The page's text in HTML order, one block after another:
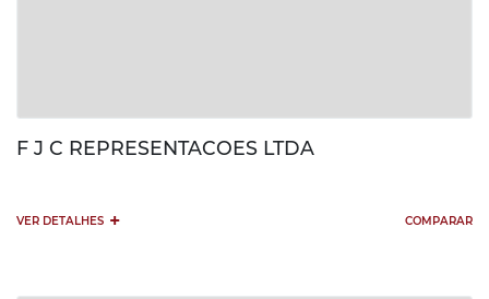
F J C REPRESENTACOES LTDA
VER DETALHES + COMPARAR